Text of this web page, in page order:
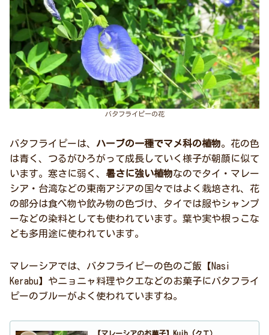
バタフライピーの花
バタフライピーは、 ハーブの一種でマメ科の植物。花の色
は青く、つるがひろがって成長していく様子が朝顔に似て
います。寒さに弱く、 暑さに強い植物なのでタイ・マレー
シア・台湾などの東南アジアの国々ではよく栽培され、花
の部分は食べ物や飲み物の色づけ、タイでは服やシャンプ
ーなどの染料としても使われています。葉や実や根っこな
ども多用途に使われています。
マレーシアでは、バタフライピーの色のご飯【Nasi
Kerabu】やニョニャ料理やクエなどのお菓子にバタフライ
ピーのブルーがよく使われていますね。
【マレーシアのお菓子】Kuih (クエ）